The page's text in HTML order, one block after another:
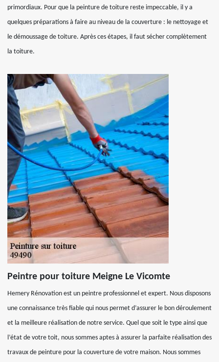
primordiaux. Pour que la peinture de toiture reste impeccable, il y a
quelques préparations à faire au niveau de la couverture : le nettoyage et
le démoussage de toiture. Après ces étapes, il faut sécher complètement
la toiture.
Peintre pour toiture Meigne Le Vicomte
Hemery Rénovation est un peintre professionnel et expert. Nous disposons
une connaissance très fiable qui nous permet d’assurer le bon déroulement
et la meilleure réalisation de notre service. Quel que soit le type ainsi que
l’état de votre toit, nous sommes aptes à assurer la parfaite réalisation des
travaux de peinture pour la couverture de votre maison. Nous sommes